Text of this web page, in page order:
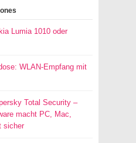
Lumia 1010 oder
WLAN-Empfang mit
Total Security –
macht PC, Mac,
sicher